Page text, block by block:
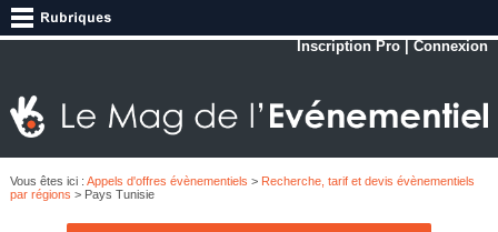
Inscription Pro |Connexion
Vous êtes ici : Appels d'offres évènementiels > Recherche, tarif et devis évènementiels
par régions > Pays Tunisie